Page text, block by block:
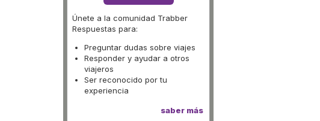
Únete a la comunidad Trabber
Respuestas para:
Preguntar dudas sobre viajes
Responder y ayudar a otros
viajeros
Ser reconocido por tu
experiencia
saber más